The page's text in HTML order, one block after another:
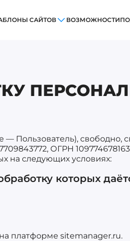
САЙТОВ ВОЗМОЖНОСТИ
Пользователь),
ОГРН
на следующих условиях:
которых
платформе sitemanager.ru.